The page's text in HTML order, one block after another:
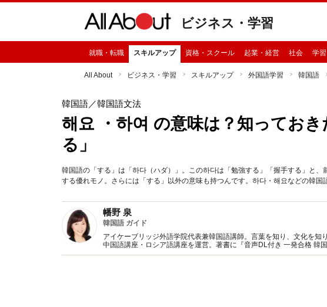
ビジネス・学習
就職・転職 スキルアップ 資格・スクール 起業・経営 社会 学
All About ビジネス・学習 スキルアップ 外国語学習 韓国語
韓国語／韓国語文法
해요 ・하여 の意味は？知ってお
る」
韓国語の「する」は「하다（ハダ）」。この하다は「勉強する」「握手する」と
する優れモノ。さらには「する」以外の意味も持つんです。하다・해요などの韓国
幡野 泉
韓国語 ガイド
アイケーブリッジ外語学院代表兼韓国語講師。言葉を知り、文化を知
中国語講座・ロシア語講座を運営。著書に『音声DL付き 一発合格
わる！役に立つ！韓国語フレーズブック』『シゴトの韓国語』シリー